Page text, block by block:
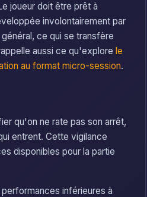
joueur doit être prêt à
involontairement par
ce qui se transfère
aussi ce qu'explore le
au format micro-session.
qu'on ne rate pas son arrêt,
entrent. Cette vigilance
disponibles pour la partie
inférieures à